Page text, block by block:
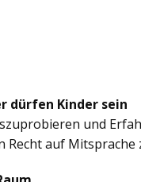
dürfen Kinder sein
und
Recht auf Mitsprache